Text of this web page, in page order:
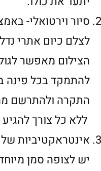
סיור וירטואלי-
לצלם כיום אתרי
הצילום מאפשר
להתמקד בכל פינה
התקרה ולהתרשם
ללא כל צורך
יש לצופה סמן